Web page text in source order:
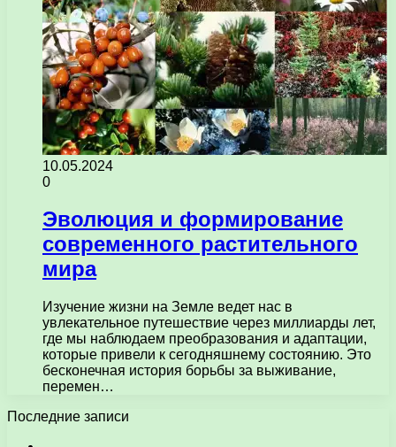
10.05.2024
0
Эволюция и формирование
современного растительного
мира
Изучение жизни на Земле ведет нас в
увлекательное путешествие через миллиарды лет,
где мы наблюдаем преобразования и адаптации,
которые привели к сегодняшнему состоянию. Это
бесконечная история борьбы за выживание,
перемен…
Последние записи